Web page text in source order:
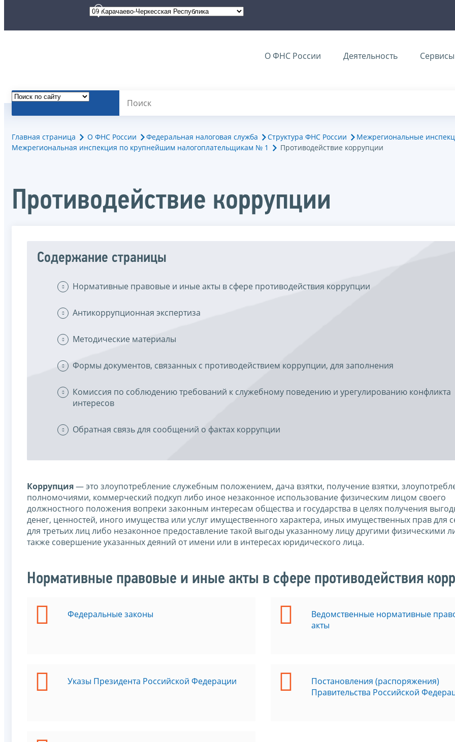
О ФНС России Деятельность Сервисы
Главная страница О ФНС России Федеральная налоговая служба Структура ФНС России
Межрегиональные
Межрегиональная инспекция по крупнейшим налогоплательщикам № 1
Противодействие коррупции
Противодействие коррупции
Содержание страницы
Нормативные правовые и иные акты в сфере противодействия коррупции
Антикоррупционная экспертиза
Методические материалы
Формы документов, связанных с противодействием коррупции, для заполнения
Комиссия по соблюдению требований к служебному поведению и урегулированию конфликта
интересов
Обратная связь для сообщений о фактах коррупции
Коррупция— это злоупотребление служебным положением, дача взятки, получение взятки,
полномочиями, коммерческий подкуп либо иное незаконное использование физическим лицом своего
должностного положения вопреки законным интересам общества и государства в целях получения
денег, ценностей, иного имущества или услуг имущественного характера, иных имущественных прав для
для третьих лиц либо незаконное предоставление такой выгоды указанному лицу другими физическими
также совершение указанных деяний от имени или в интересах юридического лица.
Нормативные правовые и иные акты в сфере противодействия
Федеральные законы
Указы Президента Российской Федерации
Ведомственные нормативные
акты
Постановления (распоряжения)
Правительства Российской